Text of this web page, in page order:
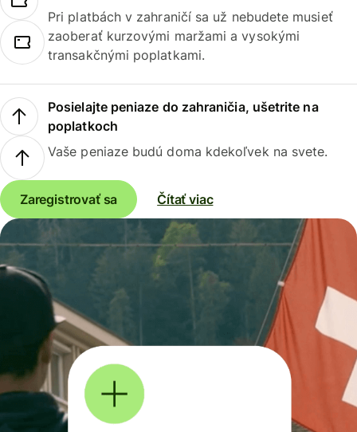
Pri platbách v zahraničí sa už nebudete musieť
zaoberať kurzovými maržami a vysokými
transakčnými poplatkami.
Posielajte peniaze do zahraničia, ušetrite na
poplatkoch
Vaše peniaze budú doma kdekoľvek na svete.
Zaregistrovať sa Čítať viac